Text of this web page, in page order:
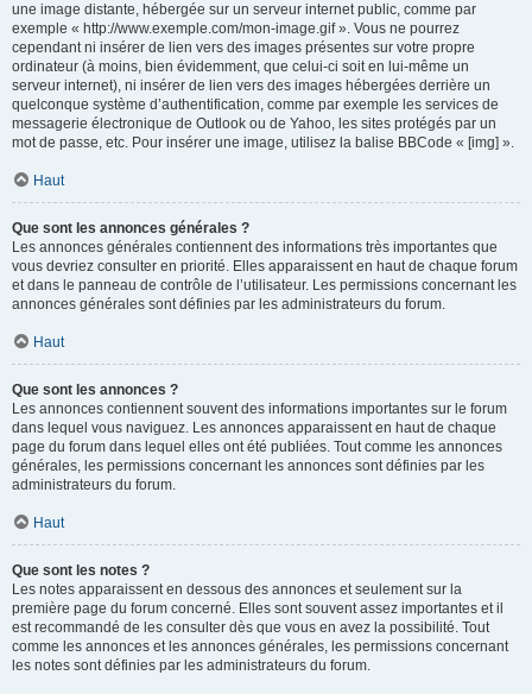
une image distante, hébergée sur un serveur internet public, comme par
exemple « http://www.exemple.com/mon-image.gif ». Vous ne pourrez
cependant ni insérer de lien vers des images présentes sur votre propre
ordinateur (à moins, bien évidemment, que celui-ci soit en lui-même un
serveur internet), ni insérer de lien vers des images hébergées derrière un
quelconque système d’authentification, comme par exemple les services de
messagerie électronique de Outlook ou de Yahoo, les sites protégés par un
mot de passe, etc. Pour insérer une image, utilisez la balise BBCode « [img] ».
Haut
Que sont les annonces générales ?
Les annonces générales contiennent des informations très importantes que
vous devriez consulter en priorité. Elles apparaissent en haut de chaque forum
et dans le panneau de contrôle de l’utilisateur. Les permissions concernant les
annonces générales sont définies par les administrateurs du forum.
Haut
Que sont les annonces ?
Les annonces contiennent souvent des informations importantes sur le forum
dans lequel vous naviguez. Les annonces apparaissent en haut de chaque
page du forum dans lequel elles ont été publiées. Tout comme les annonces
générales, les permissions concernant les annonces sont définies par les
administrateurs du forum.
Haut
Que sont les notes ?
Les notes apparaissent en dessous des annonces et seulement sur la
première page du forum concerné. Elles sont souvent assez importantes et il
est recommandé de les consulter dès que vous en avez la possibilité. Tout
comme les annonces et les annonces générales, les permissions concernant
les notes sont définies par les administrateurs du forum.